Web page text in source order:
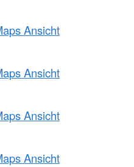
Ansicht
Ansicht
Ansicht
Ansicht